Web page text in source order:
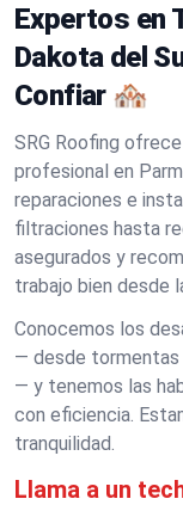
Expertos en
Dakota del
Confiar 🏘️
SRG Roofing
profesional en
reparaciones e
filtraciones hasta
asegurados y
trabajo bien desde
Conocemos los
— desde
— y tenemos las
con eficiencia.
tranquilidad.
Llama a un